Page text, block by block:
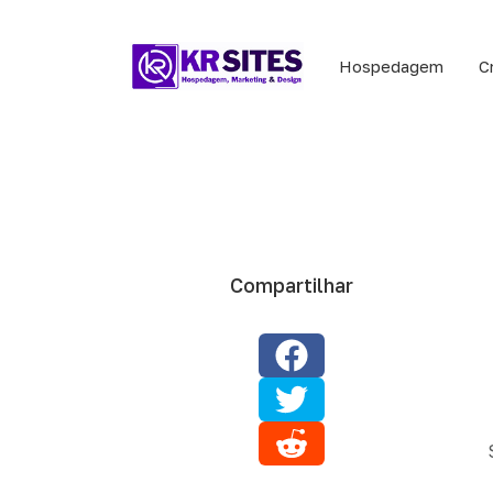
Hospedagem
Compartilhar